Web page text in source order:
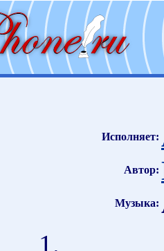
Исполняет:
Автор:
Музыка:
1.